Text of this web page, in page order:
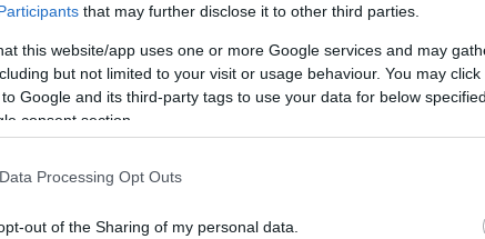
that may further disclose it to other third parties.
this website/app uses one or more Google services and may
but not limited to your visit or usage behaviour. You may
Google and its third-party tags to use your data for below
consent section.
Processing Opt Outs
out of the Sharing of my personal data.
στην Ανθούλα. Μου υπενθύμισε ότι,
στα μάτια καλό είναι να λέμε αυτά που